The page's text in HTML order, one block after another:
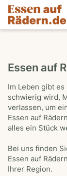
Essen auf
Im Leben gibt
schwierig wird,
verlassen, um
Essen auf
alles ein Stück
Bei uns finden
Essen auf
Ihrer Region.